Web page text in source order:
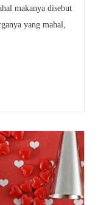
makanya disebut
yang mahal,